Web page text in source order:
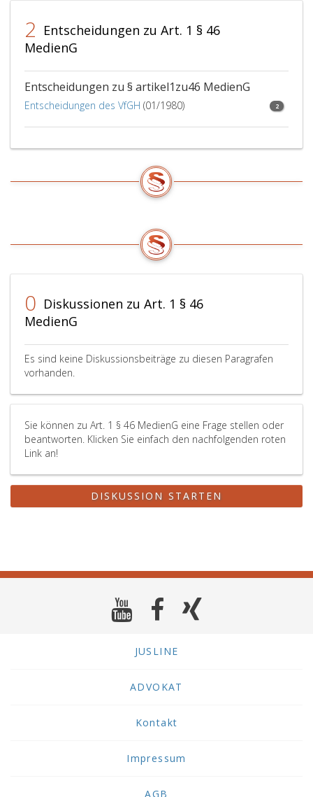
2 Entscheidungen zu Art. 1 § 46
MedienG
Entscheidungen zu § artikel1zu46 MedienG
Entscheidungen des VfGH (01/1980) 2
0 Diskussionen zu Art. 1 § 46
MedienG
Es sind keine Diskussionsbeiträge zu diesen Paragrafen
vorhanden.
Sie können zu Art. 1 § 46 MedienG eine Frage stellen oder
beantworten. Klicken Sie einfach den nachfolgenden roten
Link an!
DISKUSSION STARTEN
JUSLINE
ADVOKAT
Kontakt
Impressum
AGB